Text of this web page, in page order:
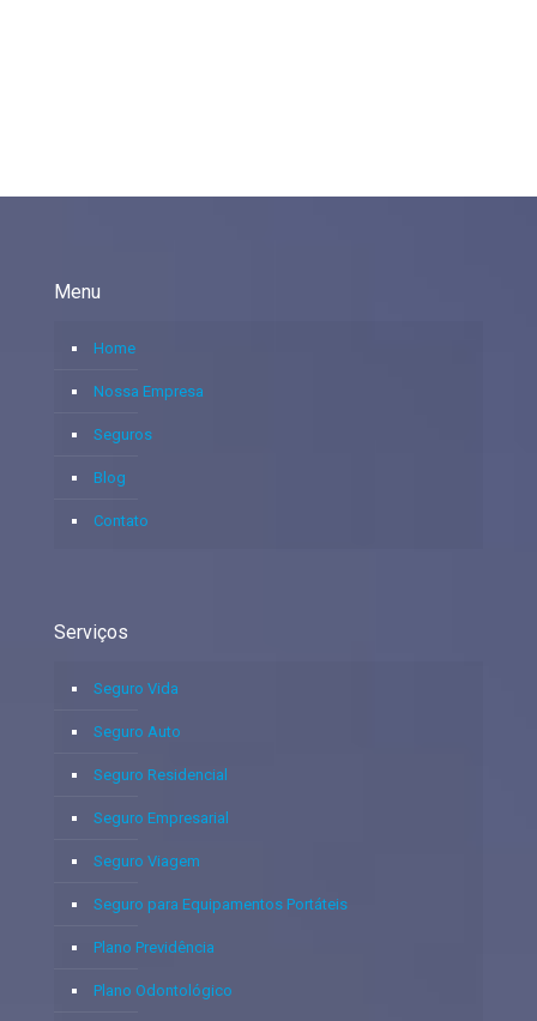
Menu
Home
Nossa Empresa
Seguros
Blog
Contato
Serviços
Seguro Vida
Seguro Auto
Seguro Residencial
Seguro Empresarial
Seguro Viagem
Seguro para Equipamentos Portáteis
Plano Previdência
Plano Odontológico